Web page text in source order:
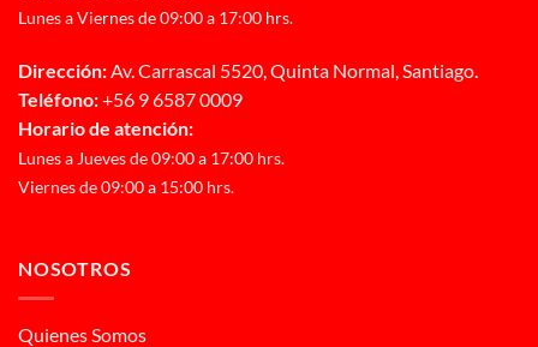
Lunes a Viernes de 09:00 a 17:00 hrs.
Dirección: Av. Carrascal 5520, Quinta Normal, Santiago.
Teléfono:+56 9 6587 0009
Horario de atención:
Lunes a Jueves de 09:00 a 17:00 hrs.
Viernes de 09:00 a 15:00 hrs.
NOSOTROS
Quienes Somos